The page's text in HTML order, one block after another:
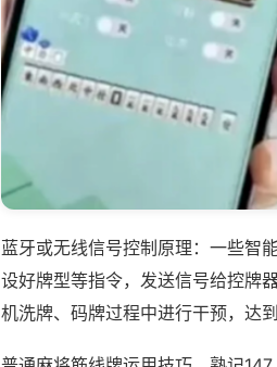
蓝牙或无线信号控制原理：一些智
设好牌型等指令，发送信号给控牌
机洗牌、码牌过程中进行干预，达到